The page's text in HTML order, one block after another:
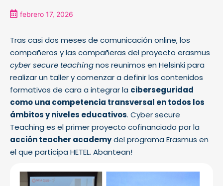
febrero 17, 2026
Tras casi dos meses de comunicación online, los
compañeros y las compañeras del proyecto erasmus
cyber secure teachingnos reunimos en Helsinki para
realizar un taller y comenzar a definir los contenidos
formativos de cara a integrar la ciberseguridad
como una competencia transversal en todos los
ámbitos y niveles educativos. Cyber secure
Teaching es el primer proyecto cofinanciado por la
acción teacher academydel programa Erasmus en
el que participa HETEL. Abantean!